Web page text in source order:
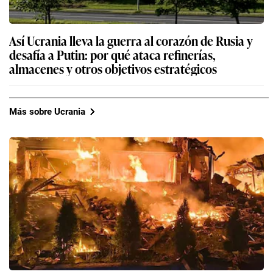
Así Ucrania lleva la guerra al corazón de Rusia y
desafía a Putin: por qué ataca refinerías,
almacenes y otros objetivos estratégicos
Más sobre Ucrania